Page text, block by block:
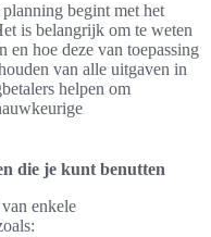
begint met het
is belangrijk om te weten
hoe deze van toepassing
van alle uitgaven in
helpen om
die je kunt benutten
enkele